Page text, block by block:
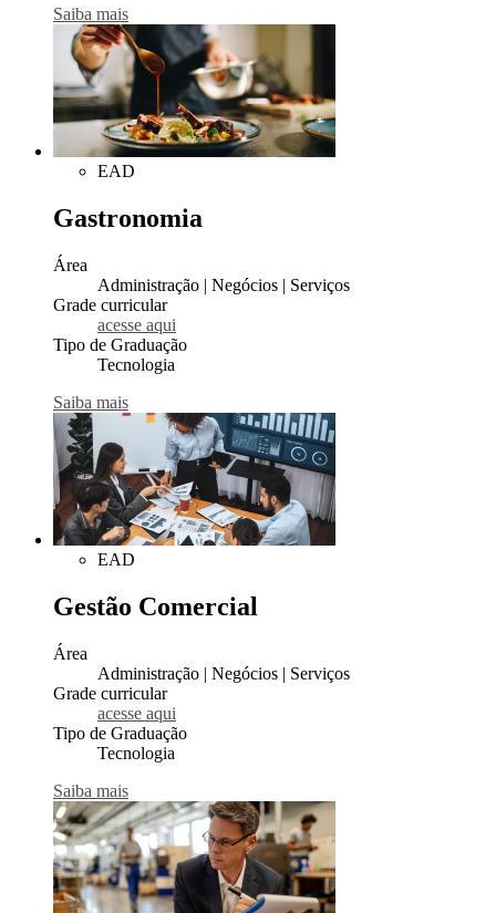
Saiba mais
EAD
Gastronomia
Área
Administração | Negócios | Serviços
Grade curricular
acesse aqui
Tipo de Graduação
Tecnologia
Saiba mais
EAD
Gestão Comercial
Área
Administração | Negócios | Serviços
Grade curricular
acesse aqui
Tipo de Graduação
Tecnologia
Saiba mais